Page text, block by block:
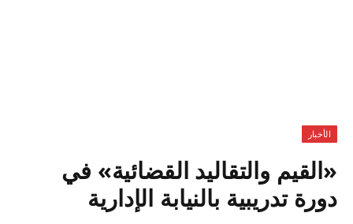
الأخبار
«القيم والتقاليد القضائية» في
دورة تدريبية بالنيابة الإدارية